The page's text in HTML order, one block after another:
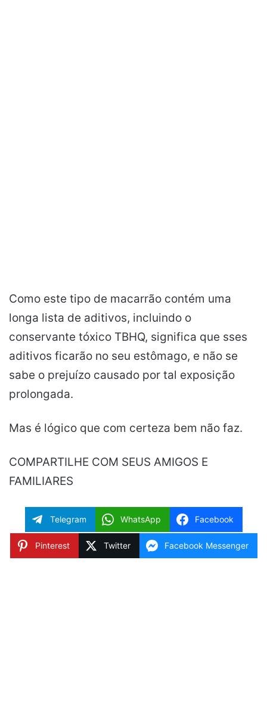
Como este tipo de macarrão contém uma
longa lista de aditivos, incluindo o
conservante tóxico TBHQ, significa que sses
aditivos ficarão no seu estômago, e não se
sabe o prejuízo causado por tal exposição
prolongada.
Mas é lógico que com certeza bem não faz.
COMPARTILHE COM SEUS AMIGOS E
FAMILIARES
Telegram WhatsApp Facebook
Pinterest Twitter Facebook Messenger